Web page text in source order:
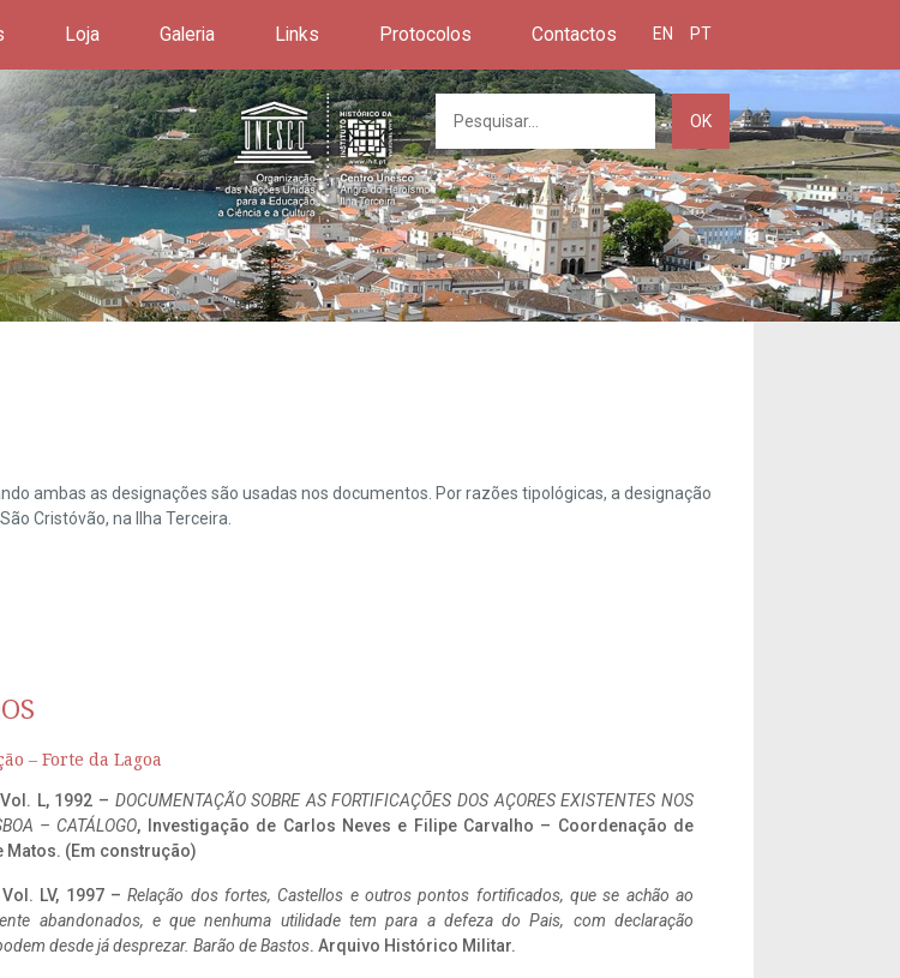
Loja Galeria Links Protocolos Contactos EN PT
OK
ambas as designações são usadas nos documentos. Por razões tipológicas, a designação
Cristóvão, na Ilha Terceira.
– Forte da Lagoa
L, 1992 – DOCUMENTAÇÃO SOBRE AS FORTIFICAÇÕES DOS AÇORES EXISTENTES NOS
– CATÁLOGO, Investigação de Carlos Neves e Filipe Carvalho – Coordenação de
Matos. (Em construção)
LV, 1997 –Relação dos fortes, Castellos e outros pontos fortificados, que se achão ao
abandonados, e que nenhuma utilidade tem para a defeza do Pais, com declaração
desde já desprezar. Barão de Bastos. Arquivo Histórico Militar.